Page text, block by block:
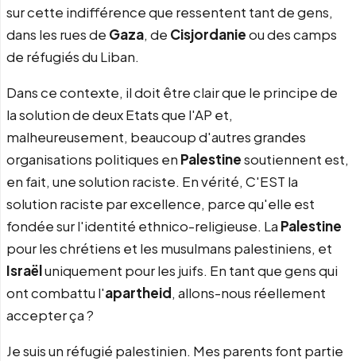
sur cette indifférence que ressentent tant de gens,
dans les rues de Gaza, de Cisjordanieou des camps
de réfugiés du Liban.
Dans ce contexte, il doit être clair que le principe de
la solution de deux Etats que l'AP et,
malheureusement, beaucoup d'autres grandes
organisations politiques en Palestinesoutiennent est,
en fait, une solution raciste. En vérité, C'EST la
solution raciste par excellence, parce qu'elle est
fondée sur l'identité ethnico-religieuse. La Palestine
pour les chrétiens et les musulmans palestiniens, et
Israëluniquement pour les juifs. En tant que gens qui
ont combattu l'apartheid, allons-nous réellement
accepter ça ?
Je suis un réfugié palestinien. Mes parents font partie